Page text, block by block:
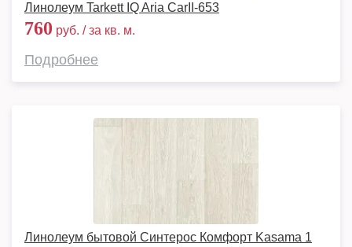
Линолеум Tarkett IQ Aria CarII-653
760 руб. / за кв. м.
Подробнее
Линолеум бытовой Синтерос Комфорт Kasama 1